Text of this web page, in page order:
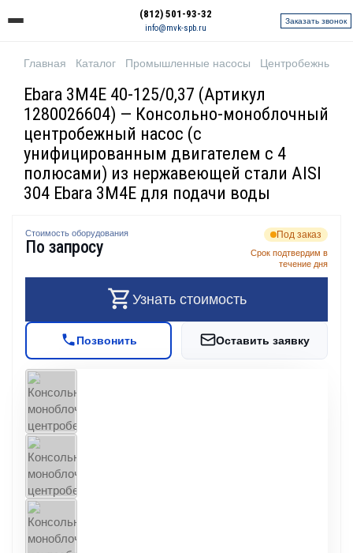
(812) 501-93-32
info@mvk-spb.ru
Заказать звонок
Главная Каталог Промышленные насосы Центробежные
Ebara 3M4E 40-125/0,37 (Артикул
1280026604) — Консольно-моноблочный
центробежный насос (с
унифицированным двигателем с 4
полюсами) из нержавеющей стали AISI
304 Ebara 3M4E для подачи воды
Стоимость оборудования
По запросу
Под заказ
Срок подтвердим в
течение дня
Узнать стоимость
Позвонить Оставить заявку